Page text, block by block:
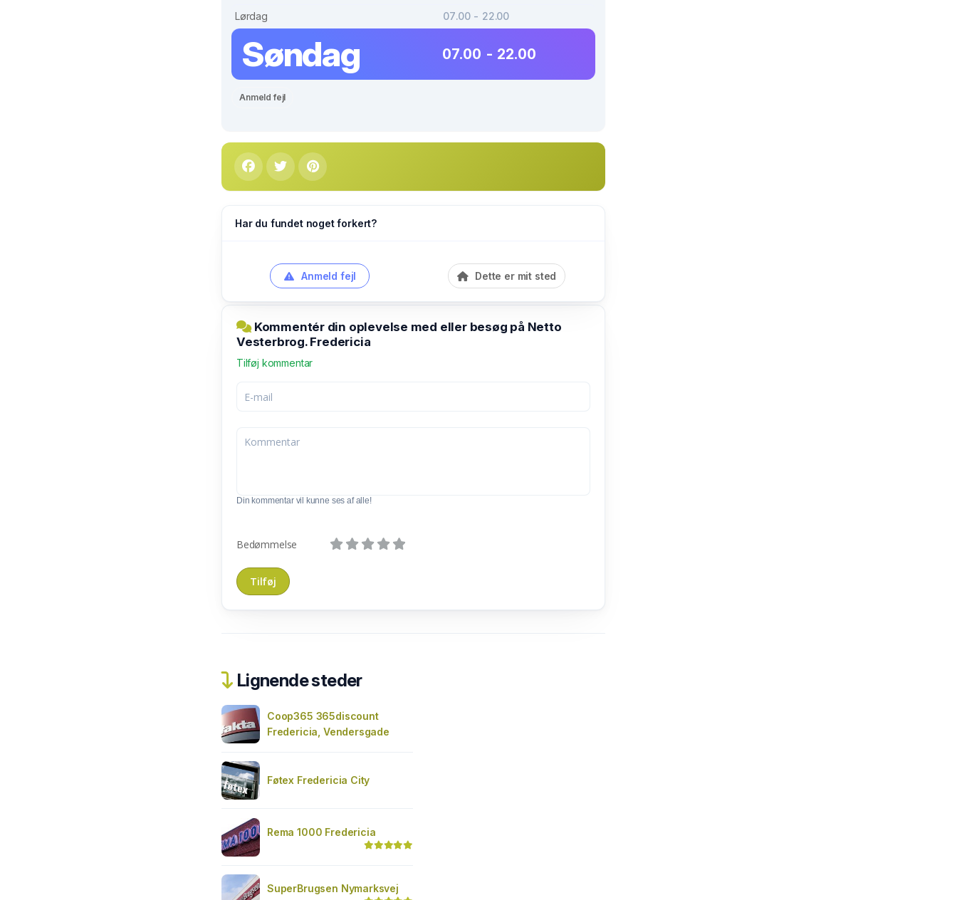
Lørdag
07.00 - 22.00
Søndag 07.00 - 22.00
Anmeld fejl
Har du fundet noget forkert?
Anmeld fejl Dette er mit sted
Kommentér din oplevelse med eller besøg på Netto
Vesterbrog. Fredericia
Tilføj kommentar
Din kommentar vil kunne ses af alle!
Bedømmelse
Lignende steder
Coop365 365discount
Fredericia, Vendersgade
Føtex Fredericia City
Rema 1000 Fredericia
SuperBrugsen Nymarksvej